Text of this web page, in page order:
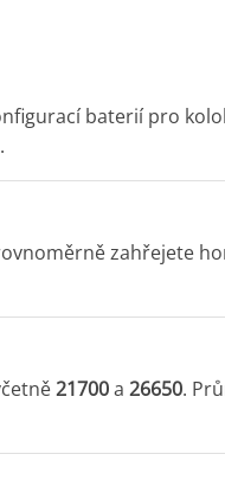
baterií pro
zahřejete
21700a 26650.